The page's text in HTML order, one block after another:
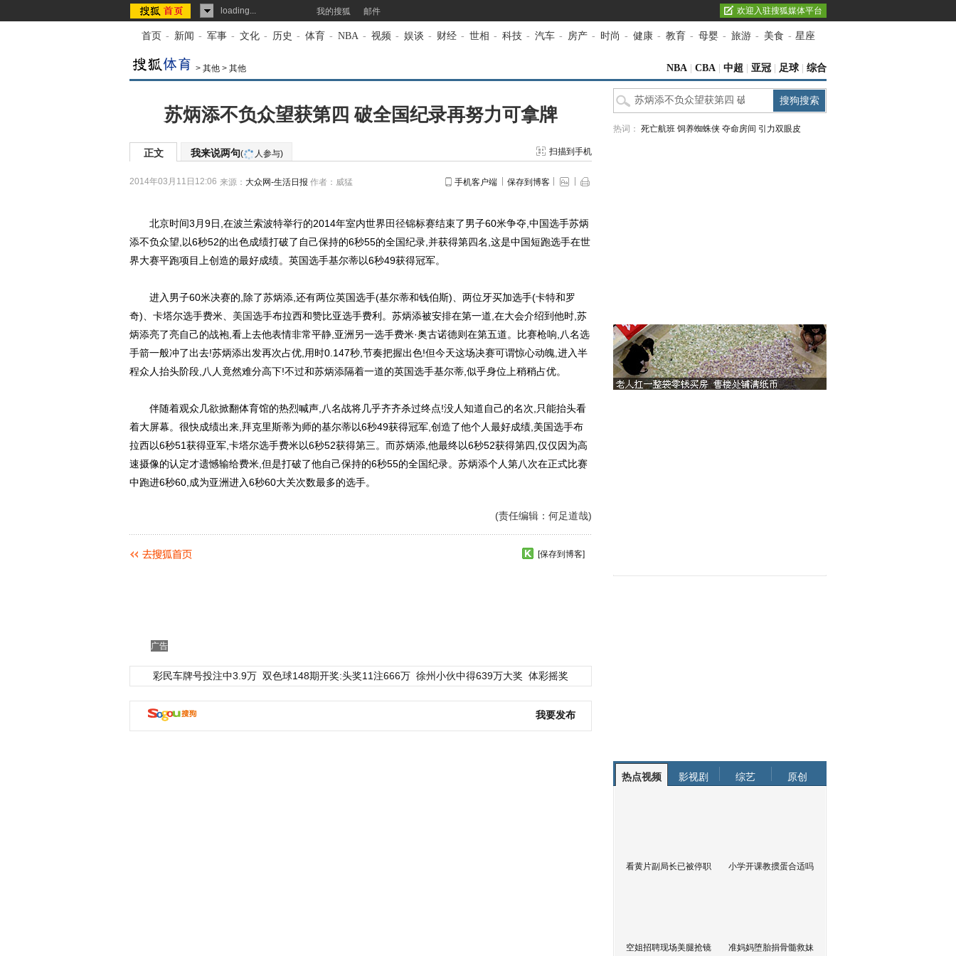
loading... 我的搜狐 邮件 欢迎入驻搜狐媒体平台
首页 - 新闻 - 军事 - 文化 - 历史 - 体育 - NBA - 视频 - 娱谈 - 财经 - 世相 - 科技 - 汽车 - 房产 - 时尚 - 健康 - 教育 - 母婴 - 旅游 - 美食 - 星座
> 其他 > 其他 NBA CBA 中超 亚冠 足球 综合
苏炳添不负众望获第四 破全国纪录再努力可拿牌
正文 我来说两句( 人参与) 扫描到手机
2014年03月11日12:06 来源： 大众网-生活日报 作者：威猛 手机客户端 保存到博客
北京时间3月9日,在波兰索波特举行的2014年室内世界田径锦标赛结束了男子60米争夺,中国选手苏炳
添不负众望,以6秒52的出色成绩打破了自己保持的6秒55的全国纪录,并获得第四名,这是中国短跑选手在世
界大赛平跑项目上创造的最好成绩。英国选手基尔蒂以6秒49获得冠军。
进入男子60米决赛的,除了苏炳添,还有两位英国选手(基尔蒂和钱伯斯)、两位牙买加选手(卡特和罗
奇)、卡塔尔选手费米、 美国选手布拉西和赞比亚选手费利。苏炳添被安排在第一道,在大会介绍到他时,苏
炳添亮了亮自己的战袍,看上去他表情非常平静,亚洲另一选手费米·奥古诺德则在第五道。比赛枪响,八名选
手箭一般冲了出去!苏炳添出发再次占优,用时0.147秒,节奏把握出色!但今天这场决赛可谓惊心动魄,进入半
程众人抬头阶段,八人竟然难分高下!不过和苏炳添隔着一道的英国选手基尔蒂,似乎身位上稍稍占优。
伴随着观众几欲掀翻体育馆的热烈喊声,八名战将几乎齐齐杀过终点!没人知道自己的名次,只能抬头看
着大屏幕。很快成绩出来,拜克里斯蒂为师的基尔蒂以6秒49获得冠军,创造了他个人最好成绩,美国选手布
拉西以6秒51获得亚军,卡塔尔选手费米以6秒52获得第三。而苏炳添,他最终以6秒52获得第四,仅仅因为高
速摄像的认定才遗憾输给费米,但是打破了他自己保持的6秒55的全国纪录。苏炳添个人第八次在正式比赛
中跑进6秒60,成为亚洲进入6秒60大关次数最多的选手。
(责任编辑：何足道哉)
[保存到博客]
广告
彩民车牌号投注中3.9万 双色球148期开奖:头奖11注666万 徐州小伙中得639万大奖 体彩摇奖
我要发布
热词： 死亡航班 饲养蜘蛛侠 夺命房间 引力双眼皮
热点视频 影视剧 综艺 原创
看黄片副局长已被停职 小学开课教掼蛋合适吗
空姐招聘现场美腿抢镜 准妈妈堕胎捐骨髓救妹